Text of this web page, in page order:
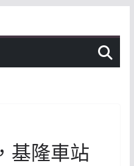
基隆車站